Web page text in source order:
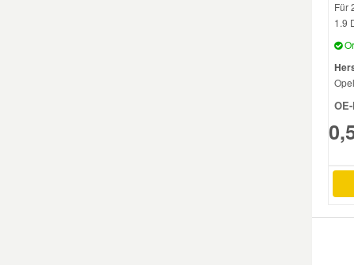
Für
1.9
Opel